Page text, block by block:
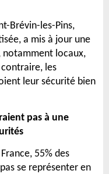
Brévin-les-Pins,
a mis à jour une
notamment locaux,
contraire, les
leur sécurité bien
pas à une
55% des
se représenter en